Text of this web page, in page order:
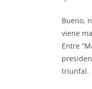
Bueno,
viene
Entre
triunfal.